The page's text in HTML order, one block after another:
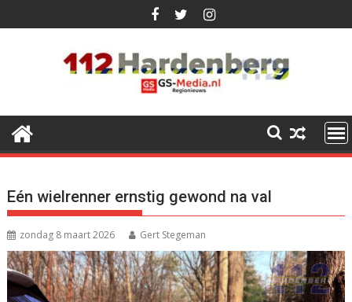
naar
Eén wielrenner ernstig gewond na val
zondag 8 maart 2026 Gert Stegeman